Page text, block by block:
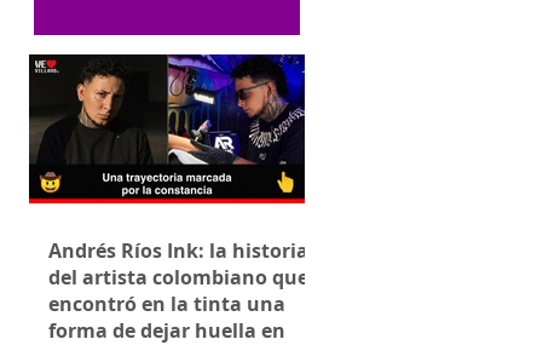
Andrés Ríos Ink: la historia
del artista colombiano que
encontró en la tinta una
forma de dejar huella en